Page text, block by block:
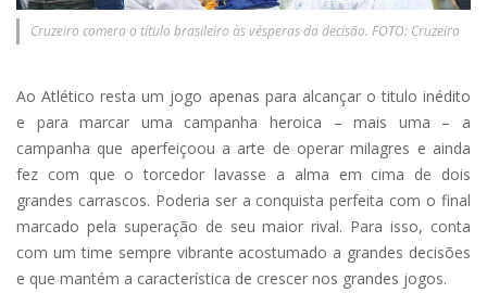
Cruzeiro comera o título brasileiro às vésperas da decisão. FOTO: Cruzeiro
Ao Atlético resta um jogo apenas para alcançar o titulo inédito
e para marcar uma campanha heroica – mais uma – a
campanha que aperfeiçoou a arte de operar milagres e ainda
fez com que o torcedor lavasse a alma em cima de dois
grandes carrascos. Poderia ser a conquista perfeita com o final
marcado pela superação de seu maior rival. Para isso, conta
com um time sempre vibrante acostumado a grandes decisões
e que mantém a característica de crescer nos grandes jogos.